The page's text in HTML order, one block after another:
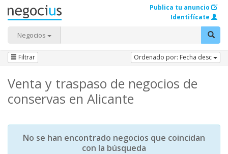
Negocios
Publica tu anuncio
Identifícate
Filtrar Ordenado por: Fecha desc
Venta y traspaso de negocios de
conservas en Alicante
No se han encontrado negocios que coincidan
con la búsqueda